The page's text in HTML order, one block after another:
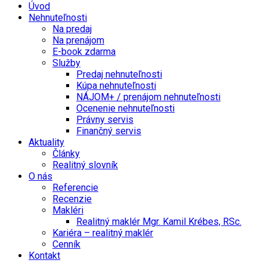
Úvod
Nehnuteľnosti
Na predaj
Na prenájom
E-book zdarma
Služby
Predaj nehnuteľnosti
Kúpa nehnuteľnosti
NÁJOM+ / prenájom nehnuteľnosti
Ocenenie nehnuteľnosti
Právny servis
Finančný servis
Aktuality
Články
Realitný slovník
O nás
Referencie
Recenzie
Makléri
Realitný maklér Mgr. Kamil Krébes, RSc.
Kariéra – realitný maklér
Cenník
Kontakt